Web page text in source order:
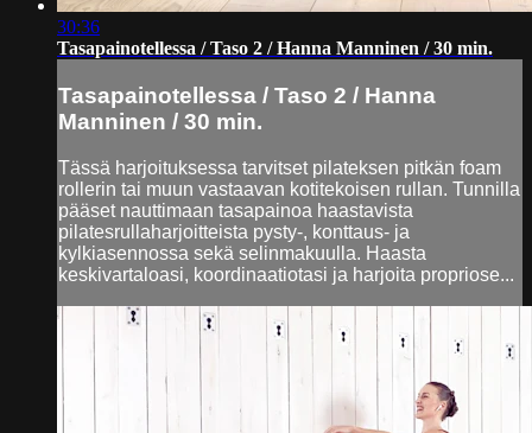
30:36
Tasapainotellessa / Taso 2 / Hanna Manninen / 30 min.
Tasapainotellessa / Taso 2 / Hanna
Manninen / 30 min.
Tässä harjoituksessa tarvitset pilateksen pitkän foam
rollerin tai muun vastaavan kotitekoisen rullan. Tunnilla
pääset nauttimaan tasapainoa haastavista
pilatesrullaharjoitteista pysty-, konttaus- ja
kylkiasennossa sekä selinmakuulla. Haasta
keskivartaloasi, koordinaatiotasi ja harjoita propriose...